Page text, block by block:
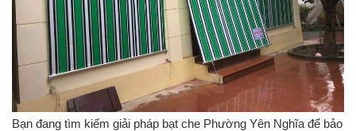
Bạn đang tìm kiếm giải pháp bạt che Phường Yên Nghĩa để bảo